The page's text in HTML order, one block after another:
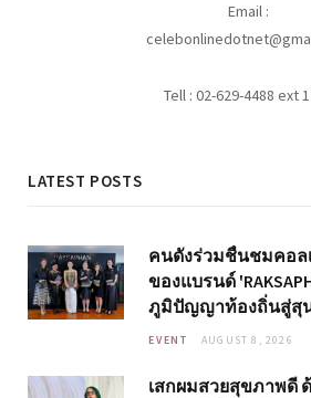
Email :
Tell : 02-629-4488 ext
LATEST POSTS
คนดังร่วมชื่นชมคอล
ของแบรนด์
ภูมิปัญญาท้องถิ่นสู่สุ
EVENT AUGUST 8, 2026
เสกผมสวยสุขภาพดี